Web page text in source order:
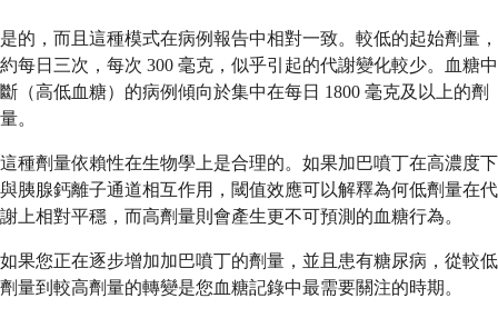
是的，而且這種模式在病例報告中相對一致。較低的起始劑量，
約每日三次，每次 300 毫克，似乎引起的代謝變化較少。血糖中
斷（高低血糖）的病例傾向於集中在每日 1800 毫克及以上的劑
量。
這種劑量依賴性在生物學上是合理的。如果加巴噴丁在高濃度下
與胰腺鈣離子通道相互作用，閾值效應可以解釋為何低劑量在代
謝上相對平穩，而高劑量則會產生更不可預測的血糖行為。
如果您正在逐步增加加巴噴丁的劑量，並且患有糖尿病，從較低
劑量到較高劑量的轉變是您血糖記錄中最需要關注的時期。